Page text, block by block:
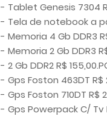
- Tablet Genesis 7304
- Tela de notebook a
- Memoria 4 Gb DDR3
- Memoria 2 Gb DDR3
- 2 Gb DDR2 R$
- Gps Foston 463DT R$
- Gps Foston 710DT R$
- Gps Powerpack C/ Tv